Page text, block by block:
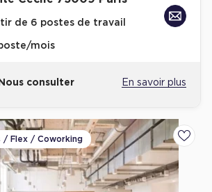
de 6 postes de travail
mois
Nous consulter En savoir plus
/ Flex / Coworking